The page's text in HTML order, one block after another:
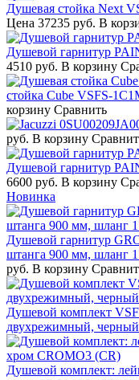
Душевая стойка Next
Цена 37235 руб. В
Душевой гарнитур
4510 руб. В корзину
стойка Cube VSFS-
корзину Сравнить
руб. В корзину
Душевой гарнитур
6600 руб. В корзину
Новинка
Душевой гарнитур
штанга 900 мм, шланг
руб. В корзину
Душевой комплект
двухрежимный, черный
Душевой комплект: